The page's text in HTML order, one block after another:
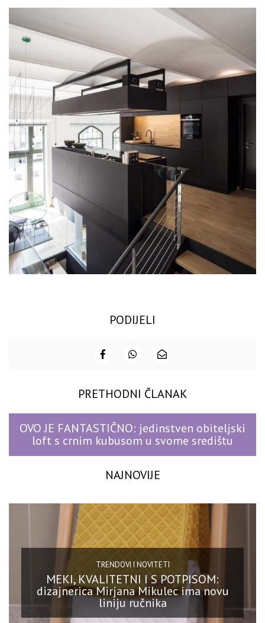
PODIJELI
PRETHODNI ČLANAK
OVO JE FANTASTIČNO: jedinstven obiteljski
loft s crnim kubusom u svome središtu
NAJNOVIJE
TRENDOVI I NOVITETI
MEKI, KVALITETNI I S POTPISOM:
dizajnerica Mirjana Mikulec ima novu
liniju ručnika